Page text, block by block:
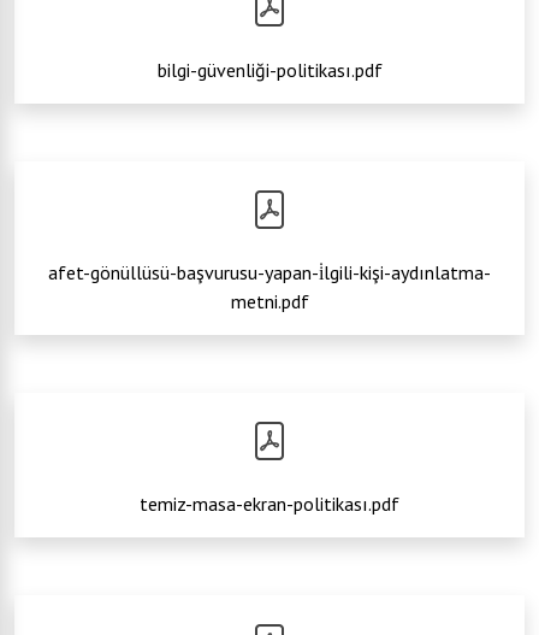
bilgi-güvenliği-politikası.pdf
afet-gönüllüsü-başvurusu-yapan-i̇lgili-kişi-aydınlatma-
metni.pdf
temiz-masa-ekran-politikası.pdf